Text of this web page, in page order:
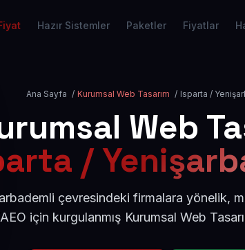
Hazır Sistemler Paketler Fiyatlar
Ana Sayfa / Kurumsal Web Tasarım / Isparta /
Web
/
çevresindeki firmalara yönelik,
için kurgulanmış Kurumsal Web